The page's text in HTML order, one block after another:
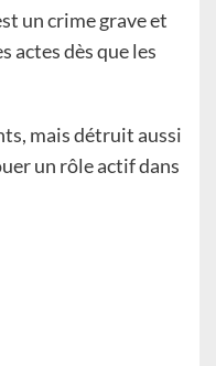
un crime grave et
actes dès que les
mais détruit aussi
un rôle actif dans